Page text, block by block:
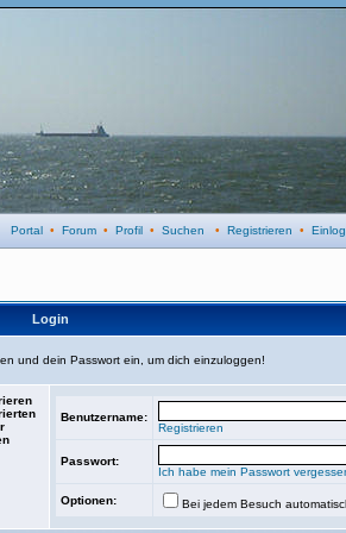
Portal • Forum • Profil • Suchen • Registrieren •
Login
und dein Passwort ein, um dich einzuloggen!
Benutzername:
Registrieren
Passwort:
Ich habe mein Passwort
Optionen: Bei jedem Besuch